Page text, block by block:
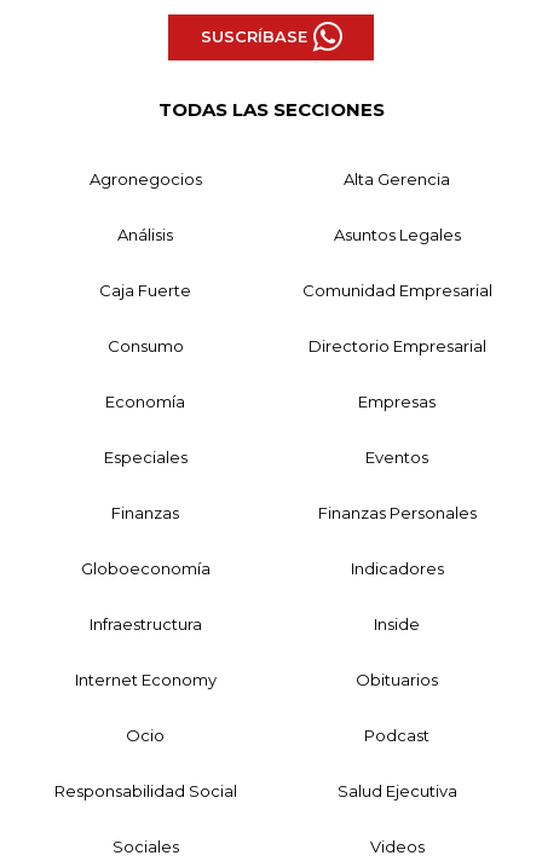
SUSCRÍBASE
TODAS LAS SECCIONES
Agronegocios Alta Gerencia
Análisis Asuntos Legales
Caja Fuerte Comunidad Empresarial
Consumo Directorio Empresarial
Economía Empresas
Especiales Eventos
Finanzas Finanzas Personales
Globoeconomía Indicadores
Infraestructura Inside
Internet Economy Obituarios
Ocio Podcast
Responsabilidad Social Salud Ejecutiva
Sociales Videos